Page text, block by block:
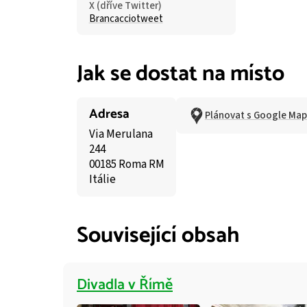
X (dříve Twitter)
Brancacciotweet
Jak se dostat na místo
Adresa
Via Merulana
244
00185 Roma RM
Itálie
Plánovat s Google
Související obsah
Divadla v Římě